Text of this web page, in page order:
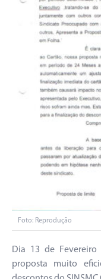
Foto: Reprodução
Dia 13 de Fevereiro
proposta muito